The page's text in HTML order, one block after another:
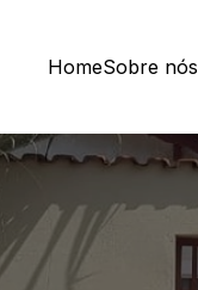
HomeSobre nós